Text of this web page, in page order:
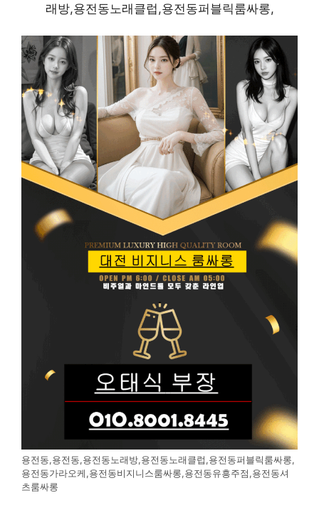
래방,용전동노래클럽,용전동퍼블릭룸싸롱,
용전동,용전동,용전동노래방,용전동노래클럽,용전동퍼블릭룸싸롱,
용전동가라오케,용전동비지니스룸싸롱,용전동유흥주점,용전동셔
츠룸싸롱